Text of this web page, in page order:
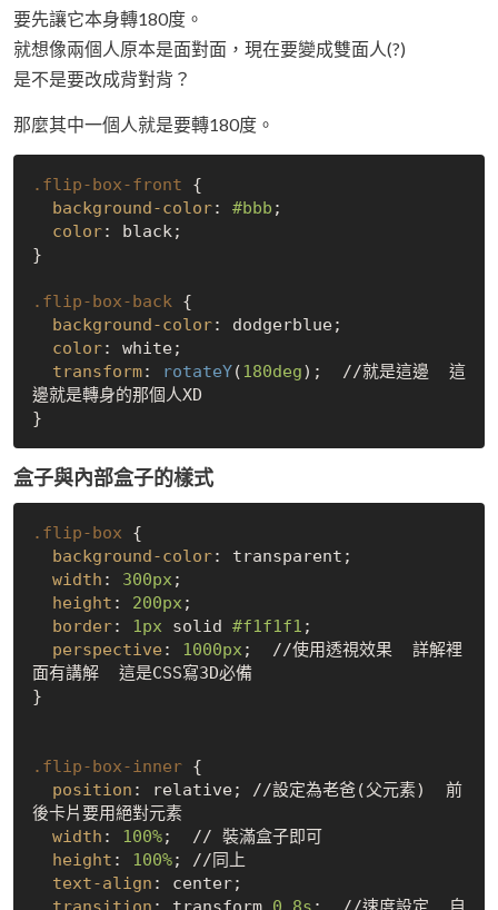
要先讓它本身轉180度。
就想像兩個人原本是面對面，現在要變成雙面人(?)
是不是要改成背對背？
那麼其中一個人就是要轉180度。
.flip-box-front {
background-color: #bbb ;
color: black;
}
.flip-box-back {
background-color: dodgerblue;
color: white;
transform: rotateY(180deg);  //就是這邊  這
邊就是轉身的那個人XD
盒子與內部盒子的樣式
.flip-box {
background-color: transparent;
width : 300px ;
height : 200px ;
border: 1px solid #f1f1f1 ;
perspective : 1000px ;  //使用透視效果  詳解裡
面有講解  這是CSS寫3D必備
}
.flip-box-inner {
position : relative; //設定為老爸(父元素)  前
後卡片要用絕對元素
width : 100%;  // 裝滿盒子即可
height : 100%; //同上
text-align : center;